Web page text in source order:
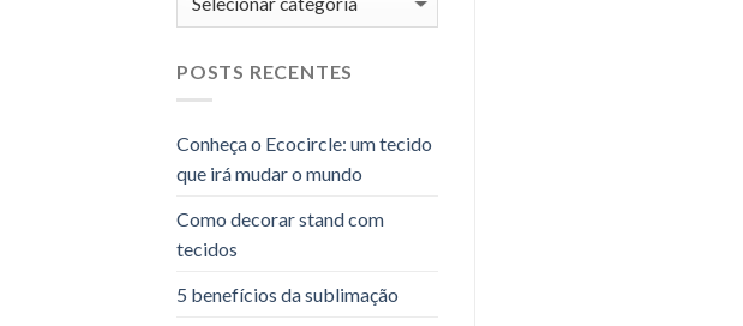
POSTS RECENTES
Conheça o Ecocircle: um tecido
que irá mudar o mundo
Como decorar stand com
tecidos
5 benefícios da sublimação